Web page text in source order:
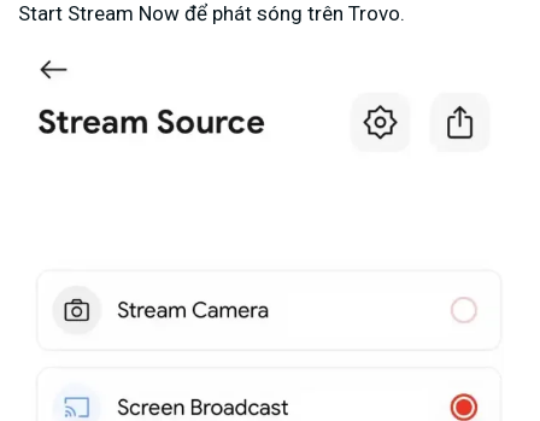
Start Stream Now để phát sóng trên Trovo.